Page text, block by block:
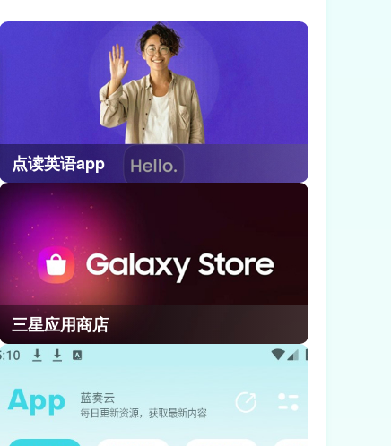
通关的玩家很少，所以这里小编给大
家提供了崩坏因缘精灵满星深渊通关
攻略，不要错过了!
点读英语app
三星应用商店